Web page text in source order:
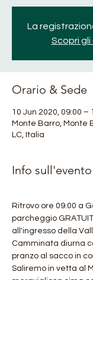
La
Scopri
Orario & Sede
10 Jun 2020, 09:00 –
Monte Barro, Monte
LC, Italia
Info sull'evento
Ritrovo ore 09.00 a
parcheggio
all'ingresso della
Camminata diurna
pranzo al sacco in
Saliremo in vetta al
meravigliosa cima